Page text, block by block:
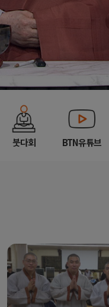
붓다회 BTN유튜브